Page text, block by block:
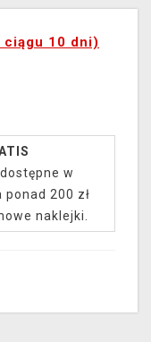
ciągu 10 dni)
w
200 zł
naklejki.